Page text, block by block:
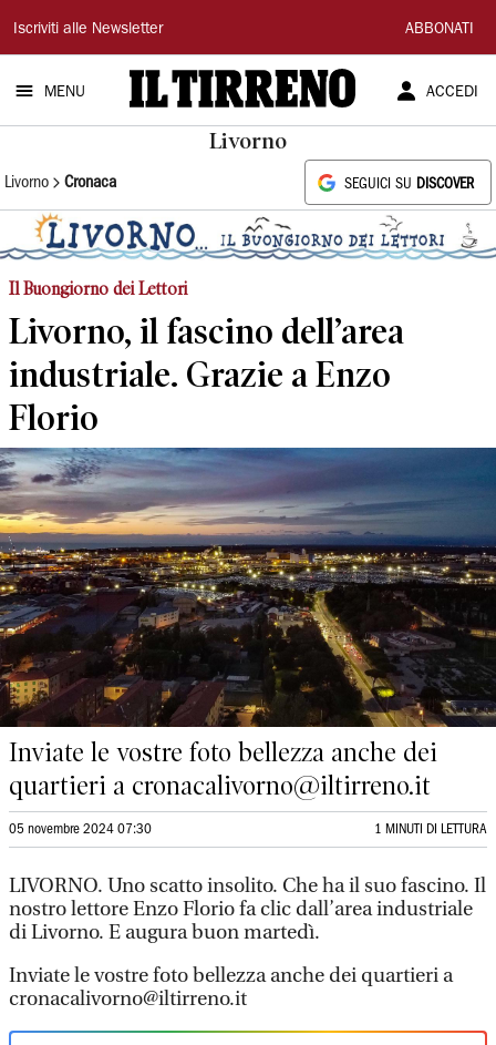
Il
Tirreno
Iscriviti alle Newsletter ABBONATI
MENU ACCEDI
Livorno
Livorno Cronaca SEGUICI SU DISCOVER
Il Buongiorno dei Lettori
Livorno, il fascino dell’area
industriale. Grazie a Enzo
Florio
Inviate le vostre foto bellezza anche dei
quartieri a cronacalivorno@iltirreno.it
05 novembre 2024 07:30 1 MINUTI DI LETTURA
LIVORNO. Uno scatto insolito. Che ha il suo fascino. Il
nostro lettore Enzo Florio fa clic dall’area industriale
di Livorno. E augura buon martedì.
Inviate le vostre foto bellezza anche dei quartieri a
cronacalivorno@iltirreno.it